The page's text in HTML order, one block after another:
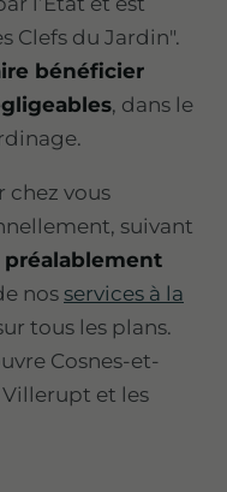
Clefs du Jardin".
bénéficier
, dans le
chez vous
suivant
nosservices à la
tous les plans.
Cosnes-et-
et les